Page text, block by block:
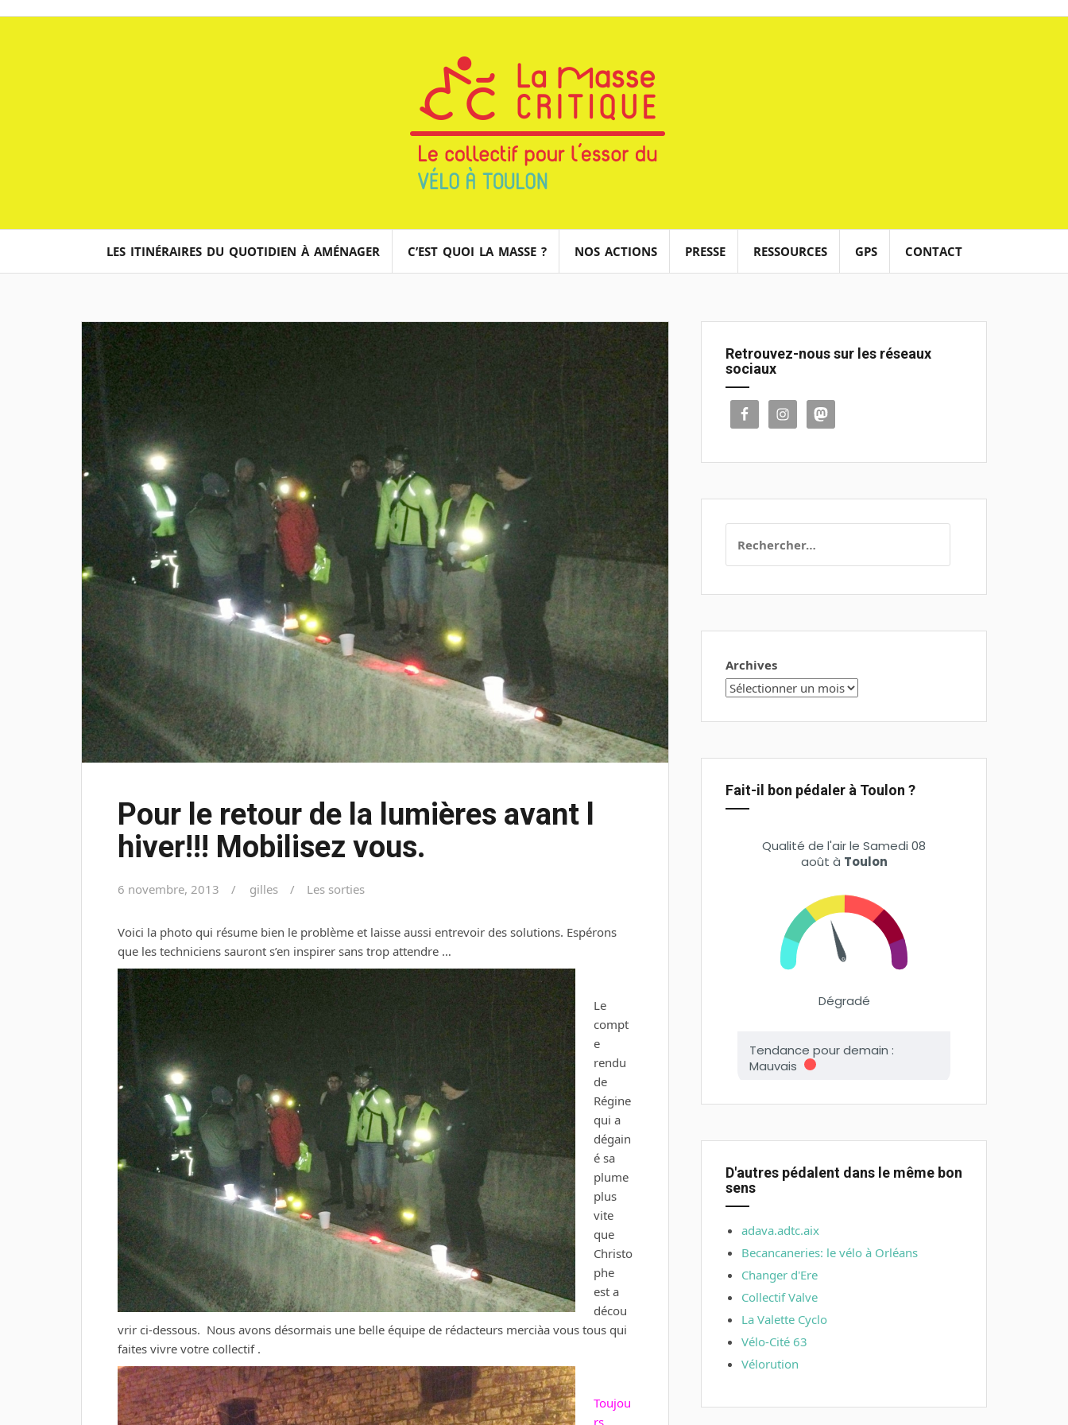
LES ITINÉRAIRES DU QUOTIDIEN À AMÉNAGER C’EST QUOI LA MASSE ? NOS ACTIONS PRESSE RESSOURCES GPS CONTACT
Pour le retour de la lumières avant l
hiver!!! Mobilisez vous.
6 novembre, 2013 gilles Les sorties
Voici la photo qui résume bien le problème et laisse aussi entrevoir des solutions. Espérons
que les techniciens sauront s’en inspirer sans trop attendre …
Le
compt
e
rendu
de
Régine
qui a
dégain
é sa
plume
plus
vite
que
Christo
phe
est a
décou
vrir ci-dessous. Nous avons désormais une belle équipe de rédacteurs merciàa vous tous qui
faites vivre votre collectif .
Toujou
rs
Retrouvez-nous sur les réseaux
sociaux
Archives
Fait-il bon pédaler à Toulon ?
D'autres pédalent dans le même bon
sens
adava.adtc.aix
Becancaneries: le vélo à Orléans
Changer d'Ere
Collectif Valve
La Valette Cyclo
Vélo-Cité 63
Vélorution